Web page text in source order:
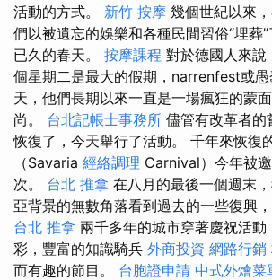
活動的方式。 新竹 按摩 幾個世紀以來
們以被遺忘的娛樂和各種民間習俗“埋葬
已久的春天。 按摩課程 對於德國人來說
個星期二是最大的假期，narrenfest或
天，他們長期以來一直是一場瘋狂的蒙
尚。 台北記帳士事務所 儘管有改革者的
恢復了，今天舉行了活動。 千年來恢復
（Savaria 經絡調理 Carnival）今年被
次。 台北 推拿 在八月的最後一個週末
亞背景的無數角落看到過去的一些復興，
台北 推拿 兩千多年的城市穿著慶祝活動
彩，豐富的知識騎兵 外商投資 網路行銷
而有趣的節目。 台胞證申請 中式外燴菜